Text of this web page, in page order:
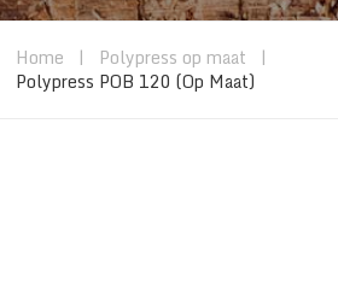
Home | Polypress op maat
|
Polypress POB 120 (Op Maat)